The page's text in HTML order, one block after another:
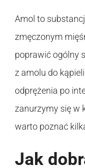
Amol to
zmęczonym
poprawić ogólny
z amolu do
odprężenia po
zanurzymy się w
warto poznać
Jak